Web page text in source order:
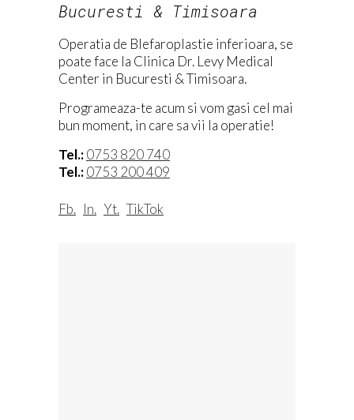
Bucuresti & Timisoara
Operatia de Blefaroplastie inferioara, se
poate face la Clinica Dr. Levy Medical
Center in Bucuresti & Timisoara.
Programeaza-te acum si vom gasi cel mai
bun moment, in care sa vii la operatie!
Tel.:0753 820 740
Tel.:0753 200 409
Fb. In. Yt. TikTok